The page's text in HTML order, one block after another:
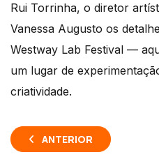
Rui Torrinha, o diretor
Vanessa Augusto os
Westway Lab Festival —
um lugar de
criatividade.
ANTERIOR